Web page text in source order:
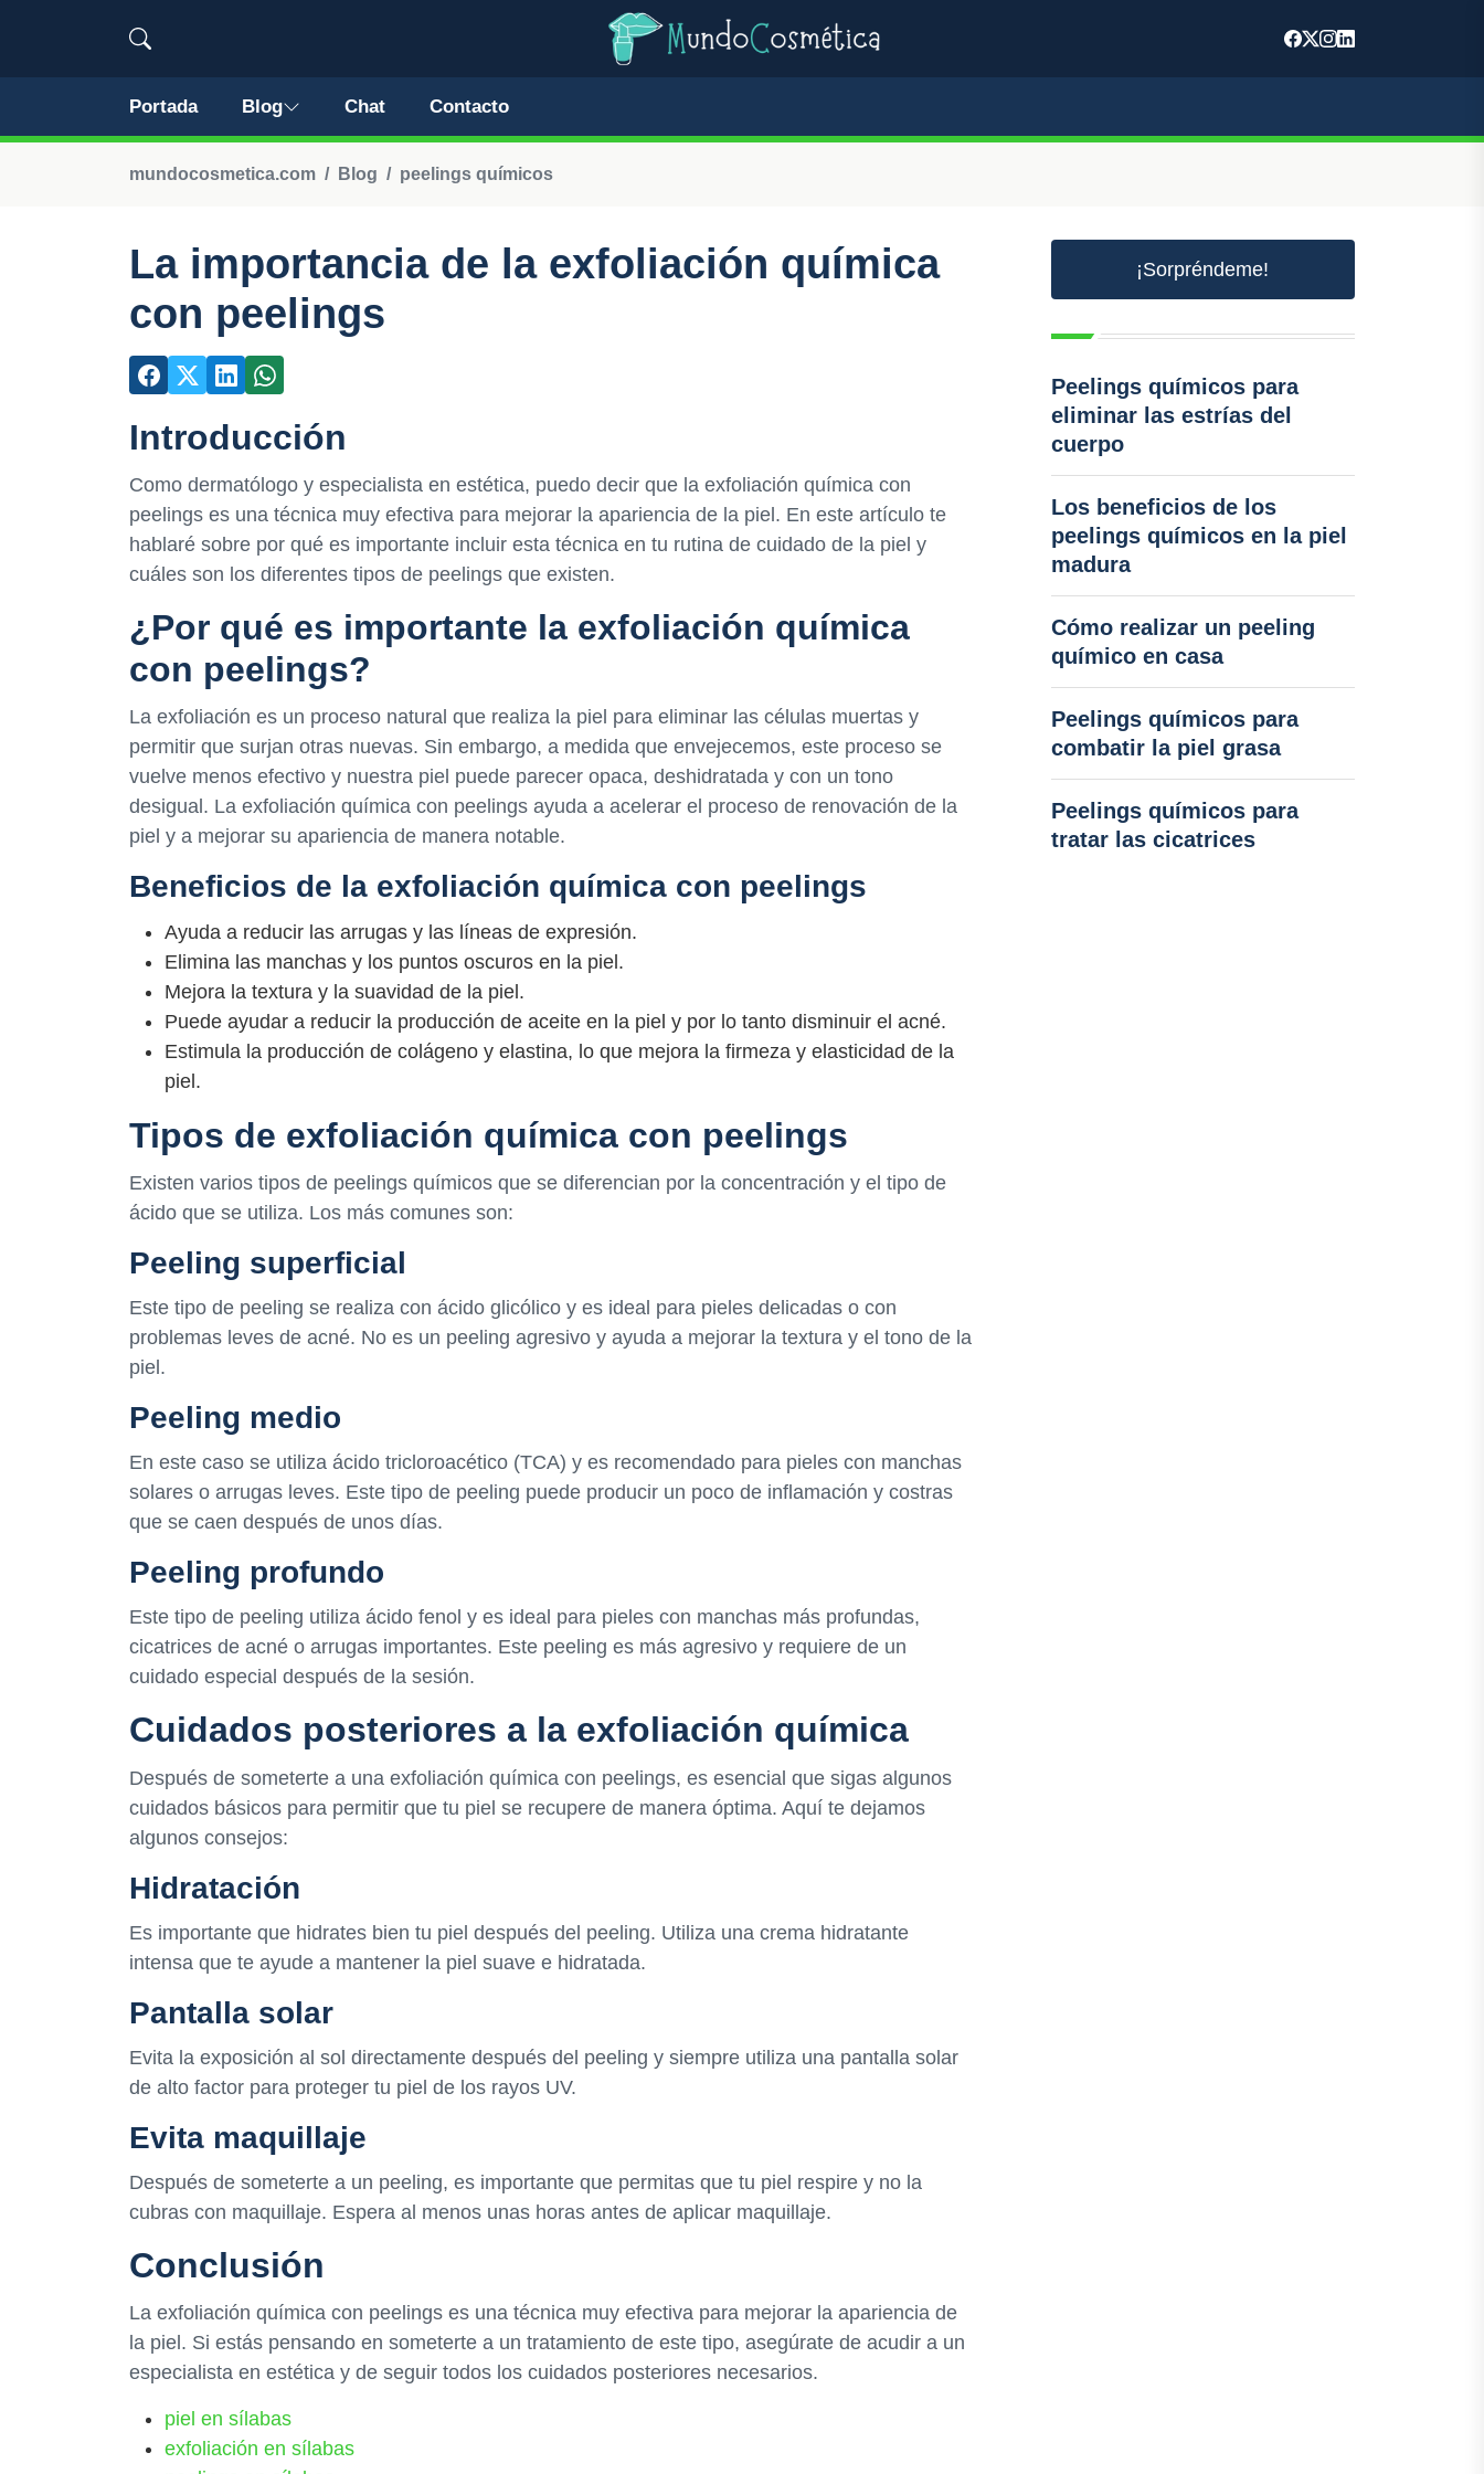
Portada Blog Chat Contacto
mundocosmetica.com Blog peelings químicos
La importancia de la exfoliación química
con peelings
Introducción
Como dermatólogo y especialista en estética, puedo decir que la exfoliación química con
peelings es una técnica muy efectiva para mejorar la apariencia de la piel. En este artículo te
hablaré sobre por qué es importante incluir esta técnica en tu rutina de cuidado de la piel y
cuáles son los diferentes tipos de peelings que existen.
¿Por qué es importante la exfoliación química
con peelings?
La exfoliación es un proceso natural que realiza la piel para eliminar las células muertas y
permitir que surjan otras nuevas. Sin embargo, a medida que envejecemos, este proceso se
vuelve menos efectivo y nuestra piel puede parecer opaca, deshidratada y con un tono
desigual. La exfoliación química con peelings ayuda a acelerar el proceso de renovación de la
piel y a mejorar su apariencia de manera notable.
Beneficios de la exfoliación química con peelings
Ayuda a reducir las arrugas y las líneas de expresión.
Elimina las manchas y los puntos oscuros en la piel.
Mejora la textura y la suavidad de la piel.
Puede ayudar a reducir la producción de aceite en la piel y por lo tanto disminuir el acné.
Estimula la producción de colágeno y elastina, lo que mejora la firmeza y elasticidad de la
piel.
Tipos de exfoliación química con peelings
Existen varios tipos de peelings químicos que se diferencian por la concentración y el tipo de
ácido que se utiliza. Los más comunes son:
Peeling superficial
Este tipo de peeling se realiza con ácido glicólico y es ideal para pieles delicadas o con
problemas leves de acné. No es un peeling agresivo y ayuda a mejorar la textura y el tono de la
piel.
Peeling medio
En este caso se utiliza ácido tricloroacético (TCA) y es recomendado para pieles con manchas
solares o arrugas leves. Este tipo de peeling puede producir un poco de inflamación y costras
que se caen después de unos días.
Peeling profundo
Este tipo de peeling utiliza ácido fenol y es ideal para pieles con manchas más profundas,
cicatrices de acné o arrugas importantes. Este peeling es más agresivo y requiere de un
cuidado especial después de la sesión.
Cuidados posteriores a la exfoliación química
Después de someterte a una exfoliación química con peelings, es esencial que sigas algunos
cuidados básicos para permitir que tu piel se recupere de manera óptima. Aquí te dejamos
algunos consejos:
Hidratación
Es importante que hidrates bien tu piel después del peeling. Utiliza una crema hidratante
intensa que te ayude a mantener la piel suave e hidratada.
Pantalla solar
Evita la exposición al sol directamente después del peeling y siempre utiliza una pantalla solar
de alto factor para proteger tu piel de los rayos UV.
Evita maquillaje
Después de someterte a un peeling, es importante que permitas que tu piel respire y no la
cubras con maquillaje. Espera al menos unas horas antes de aplicar maquillaje.
Conclusión
La exfoliación química con peelings es una técnica muy efectiva para mejorar la apariencia de
la piel. Si estás pensando en someterte a un tratamiento de este tipo, asegúrate de acudir a un
especialista en estética y de seguir todos los cuidados posteriores necesarios.
piel en sílabas
exfoliación en sílabas
¡Sorpréndeme!
Peelings químicos para
eliminar las estrías del
cuerpo
Los beneficios de los
peelings químicos en la piel
madura
Cómo realizar un peeling
químico en casa
Peelings químicos para
combatir la piel grasa
Peelings químicos para
tratar las cicatrices